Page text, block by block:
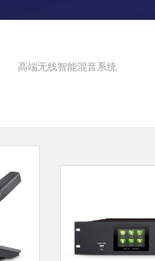
高端无线智能混音系统